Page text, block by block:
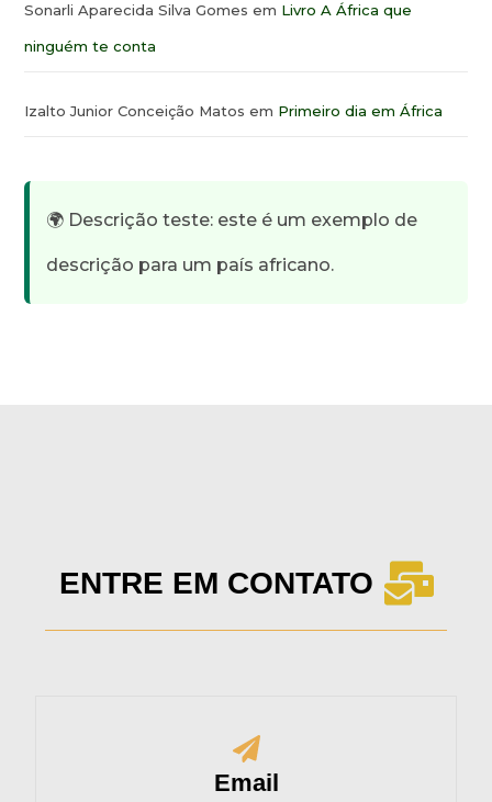
Sonarli Aparecida Silva Gomes em Livro A África que
ninguém te conta
Izalto Junior Conceição Matos em Primeiro dia em África
🌍 Descrição teste: este é um exemplo de
descrição para um país africano.
ENTRE EM CONTATO
Email